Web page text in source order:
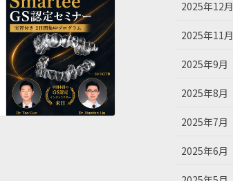
2025年12月
2025年11月
2025年9月
2025年8月
2025年7月
2025年6月